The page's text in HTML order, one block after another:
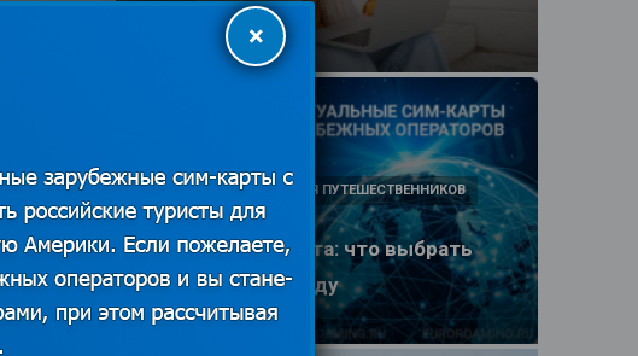
путешествии
25.06.2026
eSIM или SIM-карта: что выбрать
туристу в 2026 году
ПОЛЕЗНЫЕ ОБЗОРЫ ДЛЯ ПУТЕШЕСТВЕННИКОВ
25.06.2026
×